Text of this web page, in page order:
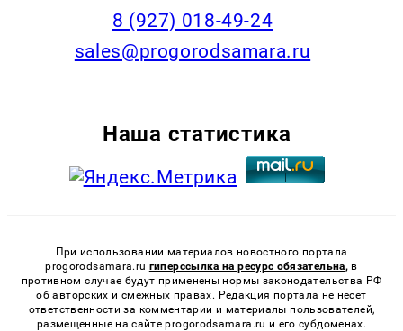
8 (927) 018-49-24
sales@progorodsamara.ru
Наша статистика
При использовании материалов новостного портала
progorodsamara.ru гиперссылка на ресурс обязательна, в
противном случае будут применены нормы законодательства РФ
об авторских и смежных правах. Редакция портала не несет
ответственности за комментарии и материалы пользователей,
размещенные на сайте progorodsamara.ru и его субдоменах.